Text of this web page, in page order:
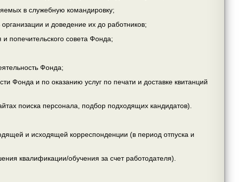
в служебную командировку;
и доведение их до работников;
попечительского совета Фонда;
Фонда;
Фонда и по оказанию услуг по печати и доставке квитанций
поиска персонала, подбор подходящих кандидатов).
и исходящей корреспонденции (в период отпуска и
квалификации/обучения за счет работодателя).